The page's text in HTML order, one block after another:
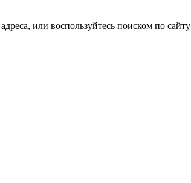
или воспользуйтесь поиском по сайту